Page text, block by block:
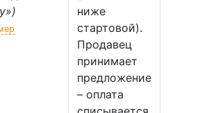
ниже
стартовой).
Продавец
принимает
предложение
– оплата